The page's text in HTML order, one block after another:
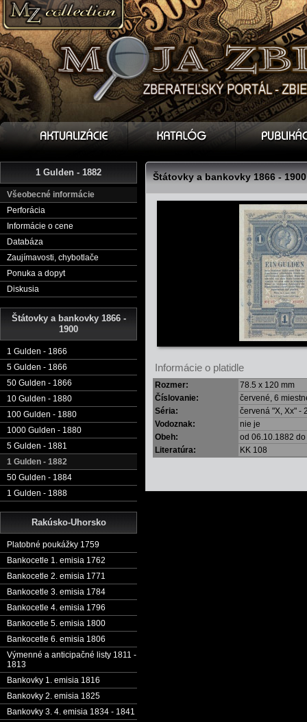
1 Gulden - 1882
Všeobecné informácie
Perforácia
Informácie o cene
Databáza
Zaujímavosti, chybotlače
Ponuka a dopyt
Diskusia
Štátovky a bankovky 1866 -
1900
1 Gulden - 1866
5 Gulden - 1866
50 Gulden - 1866
10 Gulden - 1880
100 Gulden - 1880
1000 Gulden - 1880
5 Gulden - 1881
1 Gulden - 1882
50 Gulden - 1884
1 Gulden - 1888
Rakúsko-Uhorsko
Platobné poukážky 1759
Bankocetle 1. emisia 1762
Bankocetle 2. emisia 1771
Bankocetle 3. emisia 1784
Bankocetle 4. emisia 1796
Bankocetle 5. emisia 1800
Bankocetle 6. emisia 1806
Výmenné a anticipačné listy 1811 -
1813
Bankovky 1. emisia 1816
Bankovky 2. emisia 1825
Bankovky 3. 4. emisia 1834 - 1841
Štátovky a bankovky 1866 -
Informácie o platidle
Rozmer:
78.5 x 120 mm
Číslovanie:
červené, 6
Séria:
červená "X, Xx" -
Vodoznak:
nie je
Obeh:
od 06.10.1882
Literatúra:
KK 108